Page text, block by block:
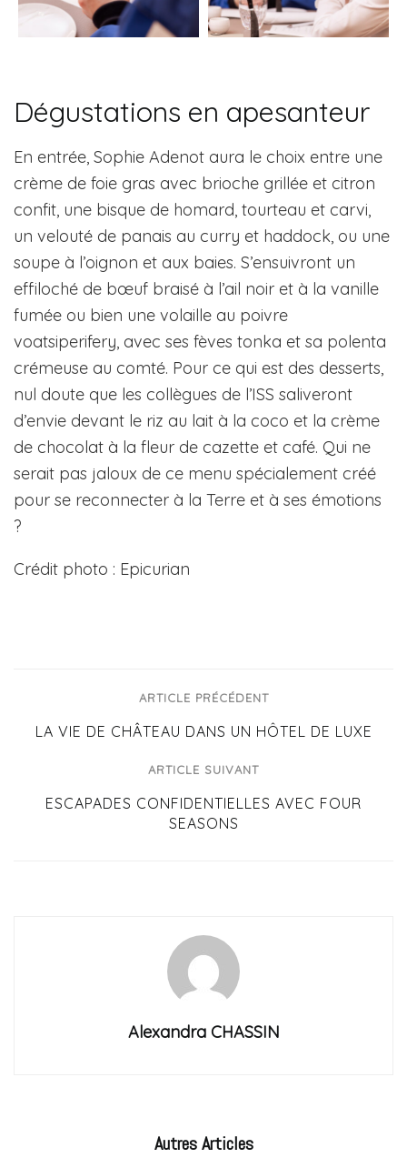
Dégustations en apesanteur
En entrée, Sophie Adenot aura le choix entre une
crème de foie gras avec brioche grillée et citron
confit, une bisque de homard, tourteau et carvi,
un velouté de panais au curry et haddock, ou une
soupe à l’oignon et aux baies. S’ensuivront un
effiloché de bœuf braisé à l’ail noir et à la vanille
fumée ou bien une volaille au poivre
voatsiperifery, avec ses fèves tonka et sa polenta
crémeuse au comté. Pour ce qui est des desserts,
nul doute que les collègues de l’ISS saliveront
d’envie devant le riz au lait à la coco et la crème
de chocolat à la fleur de cazette et café. Qui ne
serait pas jaloux de ce menu spécialement créé
pour se reconnecter à la Terre et à ses émotions
?
Crédit photo : Epicurian
ARTICLE PRÉCÉDENT
LA VIE DE CHÂTEAU DANS UN HÔTEL DE LUXE
ARTICLE SUIVANT
ESCAPADES CONFIDENTIELLES AVEC FOUR
SEASONS
Alexandra CHASSIN
AutresArticles